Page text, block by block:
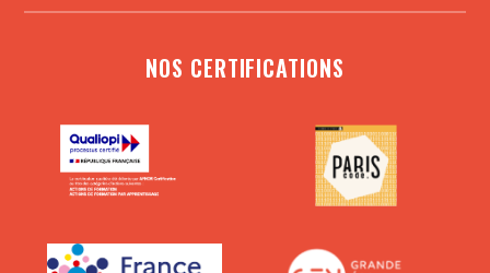
NOS CERTIFICATIONS